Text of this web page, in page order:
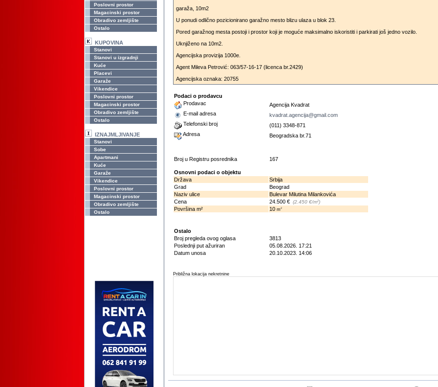
Poslovni prostor
Magacinski prostor
Obradivo zemljište
Ostalo
KUPOVINA
Stanovi
Stanovi u izgradnji
Kuće
Placevi
Garaže
Vikendice
Poslovni prostor
Magacinski prostor
Obradivo zemljište
Ostalo
IZNAJMLJIVANJE
Stanovi
Sobe
Apartmani
Kuće
Garaže
Vikendice
Poslovni prostor
Magacinski prostor
Obradivo zemljište
Ostalo
garaža, 10m2
U ponudi odlično pozicionirano garažno mesto blizu ulaza u blok 23.
Pored garažnog mesta postoji i prostor koji je moguće maksimalno iskoristiti i parkirati još jedno vozilo.
Uknjiženo na 10m2.
Agencijska provizija 1000e.
Agent Mileva Petrović: 063/57-16-17 (licenca br.2429)
Agencijska oznaka: 20755
Podaci o prodavcu
Prodavac
Agencija Kvadrat
E-mail adresa
kvadrat.agencija@gmail.com
Telefonski broj
(011) 3348-871
Adresa
Beogradska br.71
Broj u Registru posrednika 167
Osnovni podaci o objektu
Država
Srbija
Grad
Beograd
Naziv ulice
Bulevar Milutina Milankovića
Cena
24.500 € (2.450 €/m2)
Površina m² 10 m2
Ostalo
Broj pregleda ovog oglasa
3813
Poslednji put ažuriran
05.08.2026. 17:21
Datum unosa
20.10.2023. 14:06
Približna lokacija nekretnine